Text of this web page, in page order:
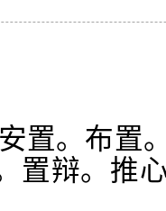
置。布置
置辩。推